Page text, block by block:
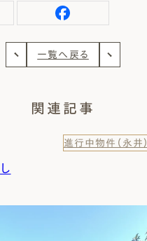
一覧へ戻る
関連記事
進行中物件（永井）